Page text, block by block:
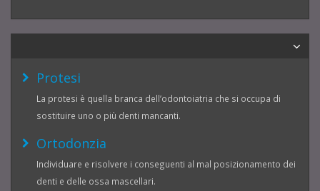
Protesi
La protesi è quella branca dell’odontoiatria che si occupa di
sostituire uno o più denti mancanti.
Ortodonzia
Individuare e risolvere i conseguenti al mal posizionamento dei
denti e delle ossa mascellari.